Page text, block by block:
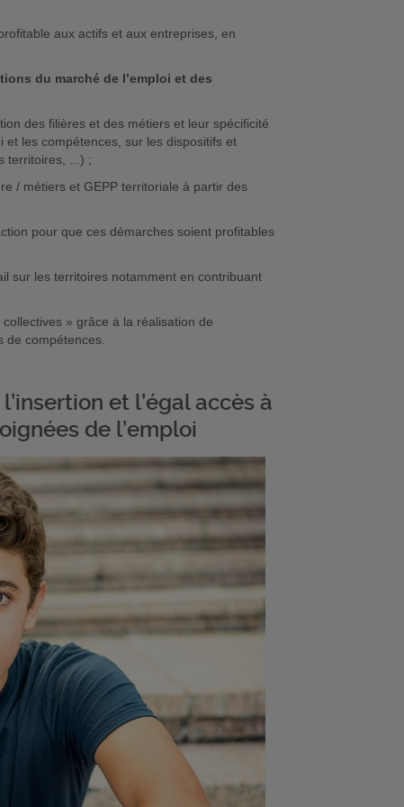
aux actifs et aux entreprises, en
du marché de l’emploi et des
des filières et des métiers et leur spécificité
et les compétences, sur les dispositifs et
territoires, ...) ;
/ métiers et GEPP territoriale à partir des
pour que ces démarches soient profitables
sur les territoires notamment en contribuant
» grâce à la réalisation de
de compétences.
et l’égal accès à
de l’emploi